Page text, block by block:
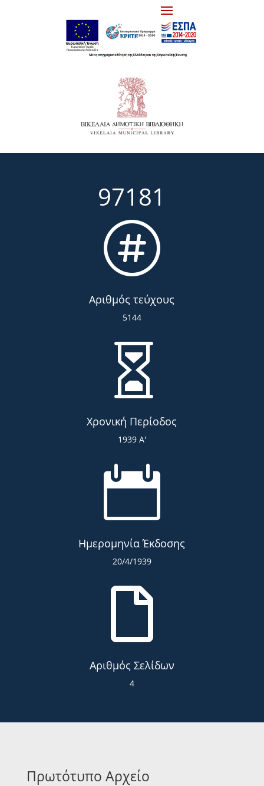
97181

Αριθμός τεύχους
5144

Χρονική Περίοδος
1939 Α'

Ημερομηνία Έκδοσης
20/4/1939

Αριθμός Σελίδων
4
Πρωτότυπο Αρχείο